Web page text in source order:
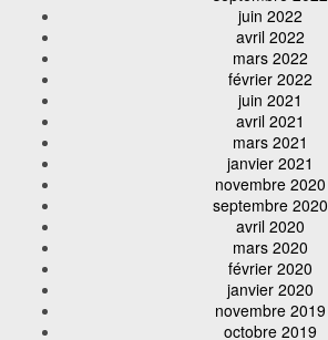
juin 2022
avril 2022
mars 2022
février 2022
juin 2021
avril 2021
mars 2021
janvier 2021
novembre 2020
septembre 2020
avril 2020
mars 2020
février 2020
janvier 2020
novembre 2019
octobre 2019